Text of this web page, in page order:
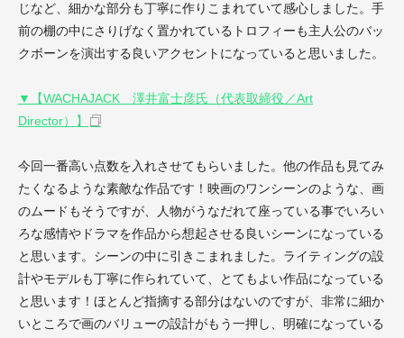
じなど、細かな部分も丁寧に作りこまれていて感心しました。手
前の棚の中にさりげなく置かれているトロフィーも主人公のバッ
クボーンを演出する良いアクセントになっていると思いました。
▼【WACHAJACK 澤井富士彦氏（代表取締役／Art
Director）】
今回一番高い点数を入れさせてもらいました。他の作品も見てみ
たくなるような素敵な作品です！映画のワンシーンのような、画
のムードもそうですが、人物がうなだれて座っている事でいろい
ろな感情やドラマを作品から想起させる良いシーンになっている
と思います。シーンの中に引きこまれました。ライティングの設
計やモデルも丁寧に作られていて、とてもよい作品になっている
と思います！ほとんど指摘する部分はないのですが、非常に細か
いところで画のバリューの設計がもう一押し、明確になっている